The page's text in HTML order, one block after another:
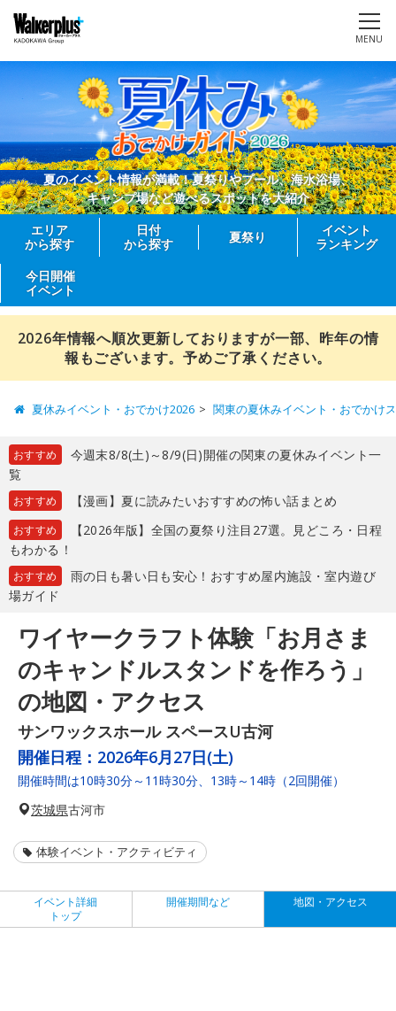
MENU
夏のイベント情報が満載！夏祭りやプール、海水浴場、
キャンプ場など遊べるスポットを大紹介
エリア
から探す
日付
から探す
夏祭り
イベント
ランキング
今日開催
イベント
2026年情報へ順次更新しておりますが一部、昨年の情
報もございます。予めご了承ください。
夏休みイベント・おでかけ2026 関東の夏休みイベント・おでかけ
おすすめ
今週末8/8(土)～8/9(日)開催の関東の夏休みイベント一
覧
おすすめ 【漫画】夏に読みたいおすすめの怖い話まとめ
おすすめ
【2026年版】全国の夏祭り注目27選。見どころ・日程
もわかる！
おすすめ
雨の日も暑い日も安心！おすすめ屋内施設・室内遊び
場ガイド
ワイヤークラフト体験「お月さま
のキャンドルスタンドを作ろう」
の地図・アクセス
サンワックスホール スペースU古河
開催日程： 2026年6月27日(土)
開催時間は10時30分～11時30分、13時～14時（2回開催）
茨城県古河市
体験イベント・アクティビティ
イベント詳細
トップ
開催期間など 地図・アクセス